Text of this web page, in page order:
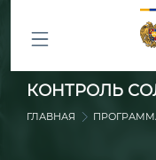
ԲՈԼՈՐ
ԲԱԺԻՆՆԵՐԸ
КОНТРОЛЬ
ГЛАВНАЯ